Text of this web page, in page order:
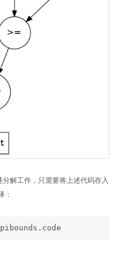
解工作，只需要将上述代码存入
：